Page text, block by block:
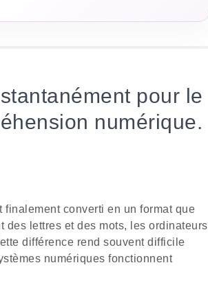
pour le
numérique.
converti en un format que
des lettres et des mots, les ordinateurs
différence rend souvent difficile
numériques fonctionnent